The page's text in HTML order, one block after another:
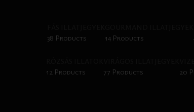
38 Products
14 Products
12 Products
77 Products
20